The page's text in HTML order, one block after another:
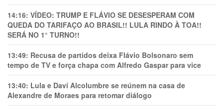
14:16: VÍDEO: TRUMP E FLÁVIO SE DESESPERAM COM
QUEDA DO TARIFAÇO AO BRASIL!! LULA RINDO À TOA!!
SERÁ NO 1° TURNO!!
13:49: Recusa de partidos deixa Flávio Bolsonaro sem
tempo de TV e força chapa com Alfredo Gaspar para vice
13:40: Lula e Davi Alcolumbre se reúnem na casa de
Alexandre de Moraes para retomar diálogo